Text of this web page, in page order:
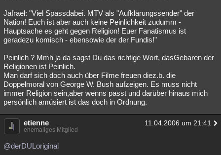
Jafrael: "Viel Spassdabei. MTV als "Aufklärungssender" der
Nation! Euch ist aber auch keine Peinlichkeit zudumm -
Hauptsache es geht gegen Religion! Euer Fanatismus ist
geradezu komisch - ebensowie der der Fundis!"
Peinlich ? Mmh ja da sagst Du das richtige Wort, dasGebaren der
Religionen ist Peinlich.
Man darf sich doch auch über Filme freuen diez.b. die
Doppelmoral von George W. Bush aufzeigen. Es muss nicht
immer Religion sein,aber wenns passt und darüber hinaus mich
persönlich amüsiert ist das doch in Ordnung.
etienne 11.04.2006 um 21:41
ehemaliges Mitglied
@derDULoriginal